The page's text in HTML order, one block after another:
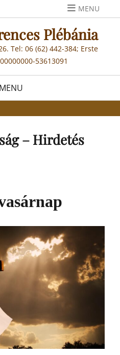
MENU
Plébánia
Tel: 06 (62) 442-384; Erste
53613091
MENU
– Hirdetés